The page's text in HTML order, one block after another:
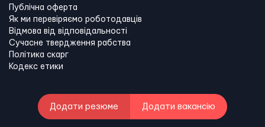
Публічна оферта
Як ми перевіряємо роботодавців
Відмова від відповідальності
Сучасне твердження рабства
Політика скарг
Кодекс етики
Додати резюме Додати вакансію